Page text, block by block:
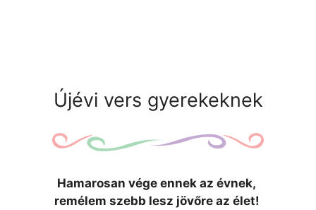
Újévi vers gyerekeknek
Hamarosan vége ennek az évnek,
remélem szebb lesz jövőre az élet!